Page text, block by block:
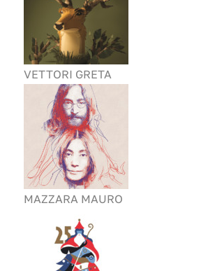
VETTORI GRETA
MAZZARA MAURO